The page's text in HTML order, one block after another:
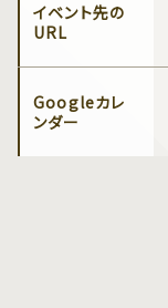
イベント先の
URL
Googleカレ
ンダー